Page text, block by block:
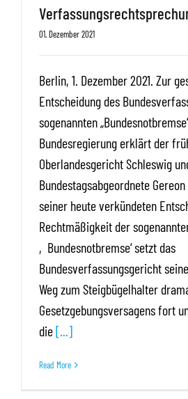
01. Dezember 2021
Berlin, 1. Dezember 2021. Zur
Entscheidung des
sogenannten
Bundesregierung erklärt der
Oberlandesgericht Schleswig
Bundestagsabgeordnete
seiner heute verkündeten
Rechtmäßigkeit der
‚Bundesnotbremse‘ setzt das
Bundesverfassungsgericht
Weg zum Steigbügelhalter
Gesetzgebungsversagens fort
die[...]
Read More